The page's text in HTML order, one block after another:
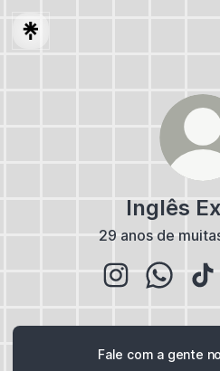
Inglês
29 anos de
Fale com a gente